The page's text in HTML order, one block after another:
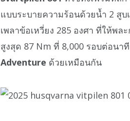
แบบระบายความร้อนด้วยน้ำ 2 สู
เพลาข้อเหวี่ยง 285 องศา ที่ให้พ
สูงสุด 87 Nm ที่ 8,000 รอบต่อนา
Adventure ด้วยเหมือนกัน